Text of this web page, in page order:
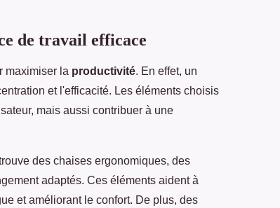
de travail efficace
maximiser la productivité. En effet, un
et l'efficacité. Les éléments choisis
mais aussi contribuer à une
des chaises ergonomiques, des
adaptés. Ces éléments aident à
et améliorant le confort. De plus, des